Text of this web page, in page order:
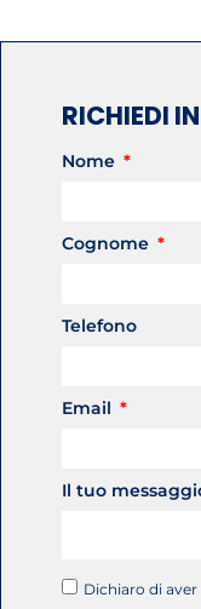
RICHIEDI
Nome
Cognome
Telefono
Email
Il tuo
Dichiaro di